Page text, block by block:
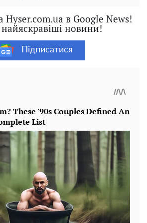
в Google News!
найяскравіші новини!
Підписатися